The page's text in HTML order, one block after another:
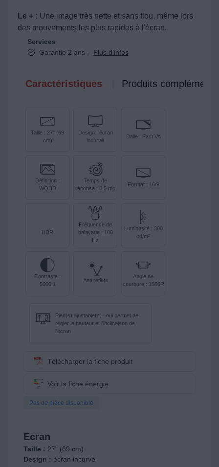
Le + : Une image très nette et sans flou, même lors
des mouvements les plus rapides à l'écran.
Services
Garantie 2 ans -
Plus d'infos
Caractéristiques Produits
Taille : 27" (69
cm)
Design : écran
incurvé
Dalle : Fast VA
Définition :
WQHD
Temps de
réponse : 0,5 ms
Format : 16/9
HDR
Fréquence de
balayage : 180
Hz
Luminosité : 300
cd/m²
Contraste :
5000:1
Anti reflets
Angle de
courbure : 1500R
Pied(s) ajustable(s) : oui permet de
régler la hauteur et l'inclinaison de
l'écran
Télécharger la fiche produit
Voir la fiche énergie
Pas de pièce disponible
Ecran
Taille : 27" (69 cm)
Design : écran incurvé